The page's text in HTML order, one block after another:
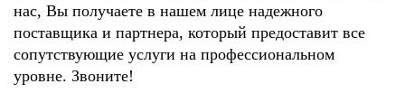
нас, Вы получаете в нашем лице надежного
поставщика и партнера, который предоставит все
сопутствующие услуги на профессиональном
уровне. Звоните!